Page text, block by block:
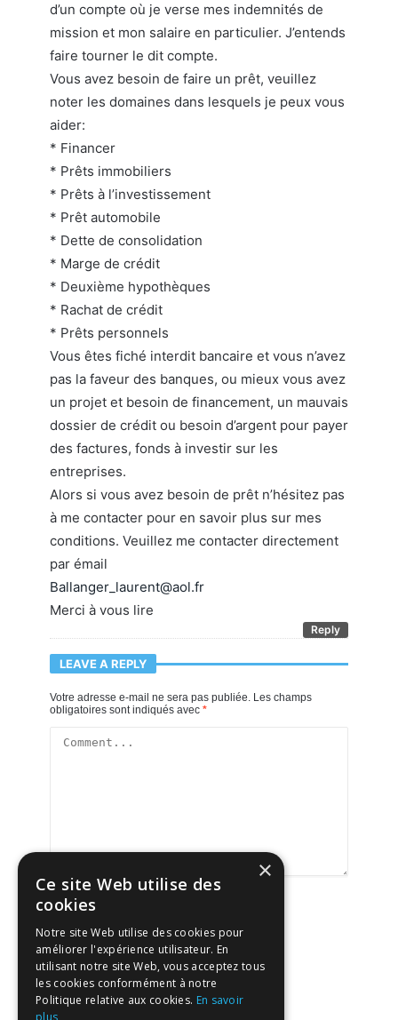
d’un compte où je verse mes indemnités de
mission et mon salaire en particulier. J’entends
faire tourner le dit compte.
Vous avez besoin de faire un prêt, veuillez
noter les domaines dans lesquels je peux vous
aider:
* Financer
* Prêts immobiliers
* Prêts à l’investissement
* Prêt automobile
* Dette de consolidation
* Marge de crédit
* Deuxième hypothèques
* Rachat de crédit
* Prêts personnels
Vous êtes fiché interdit bancaire et vous n’avez
pas la faveur des banques, ou mieux vous avez
un projet et besoin de financement, un mauvais
dossier de crédit ou besoin d’argent pour payer
des factures, fonds à investir sur les
entreprises.
Alors si vous avez besoin de prêt n’hésitez pas
à me contacter pour en savoir plus sur mes
conditions. Veuillez me contacter directement
par émail
Ballanger_laurent@aol.fr
Merci à vous lire
Reply
LEAVE A REPLY
Votre adresse e-mail ne sera pas publiée. Les champs
obligatoires sont indiqués avec *
×
Ce site Web utilise des
cookies
Notre site Web utilise des cookies pour
améliorer l'expérience utilisateur. En
utilisant notre site Web, vous acceptez tous
les cookies conformément à notre
Politique relative aux cookies. En savoir
plus